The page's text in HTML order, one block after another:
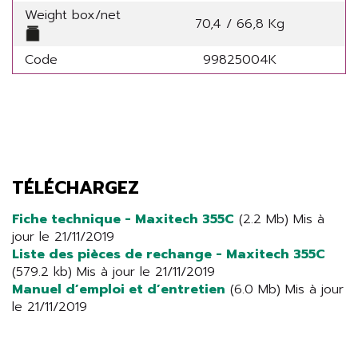
Weight box/net
70,4 / 66,8 Kg
Code
99825004K
TÉLÉCHARGEZ
Fiche technique - Maxitech 355C (2.2 Mb) Mis à
jour le 21/11/2019
Liste des pièces de rechange - Maxitech 355C
(579.2 kb) Mis à jour le 21/11/2019
Manuel d’emploi et d’entretien (6.0 Mb) Mis à jour
le 21/11/2019